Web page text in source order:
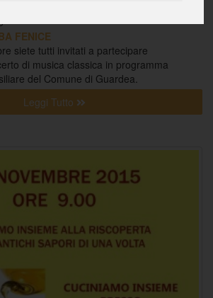
FENICE
siete tutti invitati a partecipare
di musica classica in programma
del Comune di Guardea.
Leggi Tutto